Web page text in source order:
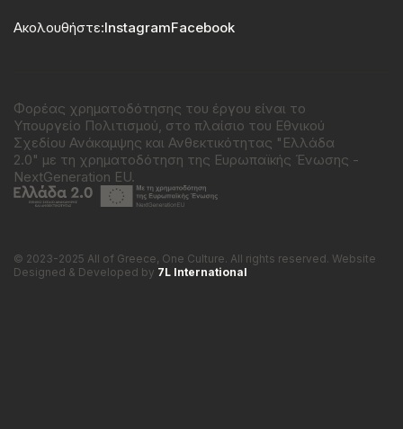
Ακολουθήστε:InstagramFacebook
Φορέας χρηματοδότησης του έργου είναι το
Υπουργείο Πολιτισμού, στο πλαίσιο του Εθνικού
Σχεδίου Ανάκαμψης και Ανθεκτικότητας "Ελλάδα
2.0" με τη χρηματοδότηση της Ευρωπαϊκής Ένωσης -
NextGeneration EU.
© 2023-2025 All of Greece, Οne Culture. All rights reserved. Website
Designed & Developed by 7L International